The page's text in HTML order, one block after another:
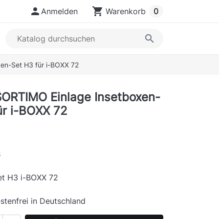
Anmelden shopping_cart Warenkorb 0
search
Set H3 für i-BOXX 72
Einlage Insetboxen-
i-BOXX 72
H3 i-BOXX 72
in Deutschland